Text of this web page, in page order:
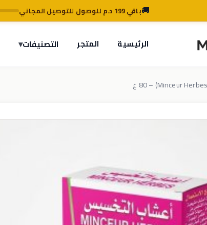
🚚باقي 199 د.م للوصول للتوصيل المجاني
الرئيسية المتجر التصنيفات▾